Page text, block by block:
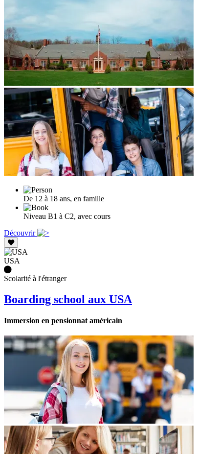
De 12 à 18 ans, en famille
Niveau B1 à C2, avec cours
Découvrir
USA
Scolarité à l'étranger
Boarding school aux USA
Immersion en pensionnat américain